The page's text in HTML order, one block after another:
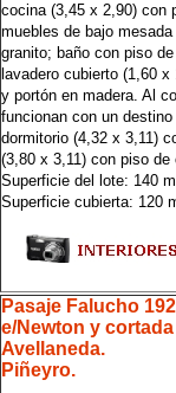
cocina (3,45 x 2,90) con
muebles de bajo
granito; baño con piso
lavadero cubierto (1,60
y portón en madera. Al
funcionan con un
dormitorio (4,32 x 3,11)
(3,80 x 3,11) con piso
Superficie del lote: 140
Superficie cubierta: 120
Pasaje Falucho
e/Newton y cortada
Avellaneda.
Piñeyro.